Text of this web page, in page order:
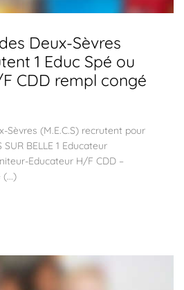
Deux-Sèvres
1 Educ Spé ou
CDD rempl congé
Sèvres (M.E.C.S) recrutent pour
BELLE 1 Educateur
Educateur H/F CDD –